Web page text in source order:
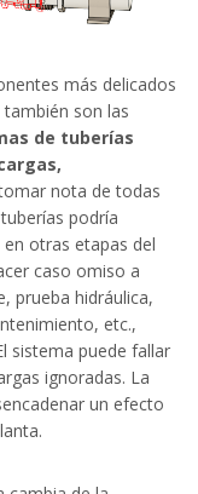
más delicados
son las
de tuberías
nota de todas
podría
otras etapas del
caso omiso a
prueba hidráulica,
etc.,
sistema puede fallar
ignoradas. La
un efecto